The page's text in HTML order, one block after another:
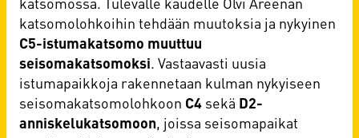
katsomolohkoihin tehdään muutoksia ja nykyinen
C5-istumakatsomo muuttuu
seisomakatsomoksi. Vastaavasti uusia
istumapaikkoja rakennetaan kulman nykyiseen
seisomakatsomolohkoon C4 sekä D2-
anniskelukatsomoon, joissa seisomapaikat